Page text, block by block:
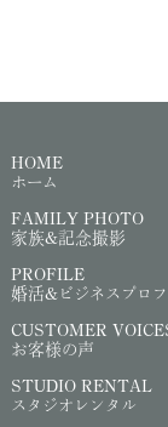
HOME
ホーム
FAMILY PHOTO
家族&記念撮影
PROFILE
婚活&ビジネスプロ
CUSTOMER
お客様の声
STUDIO RENTAL
スタジオレンタル